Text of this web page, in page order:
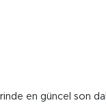
en güncel son